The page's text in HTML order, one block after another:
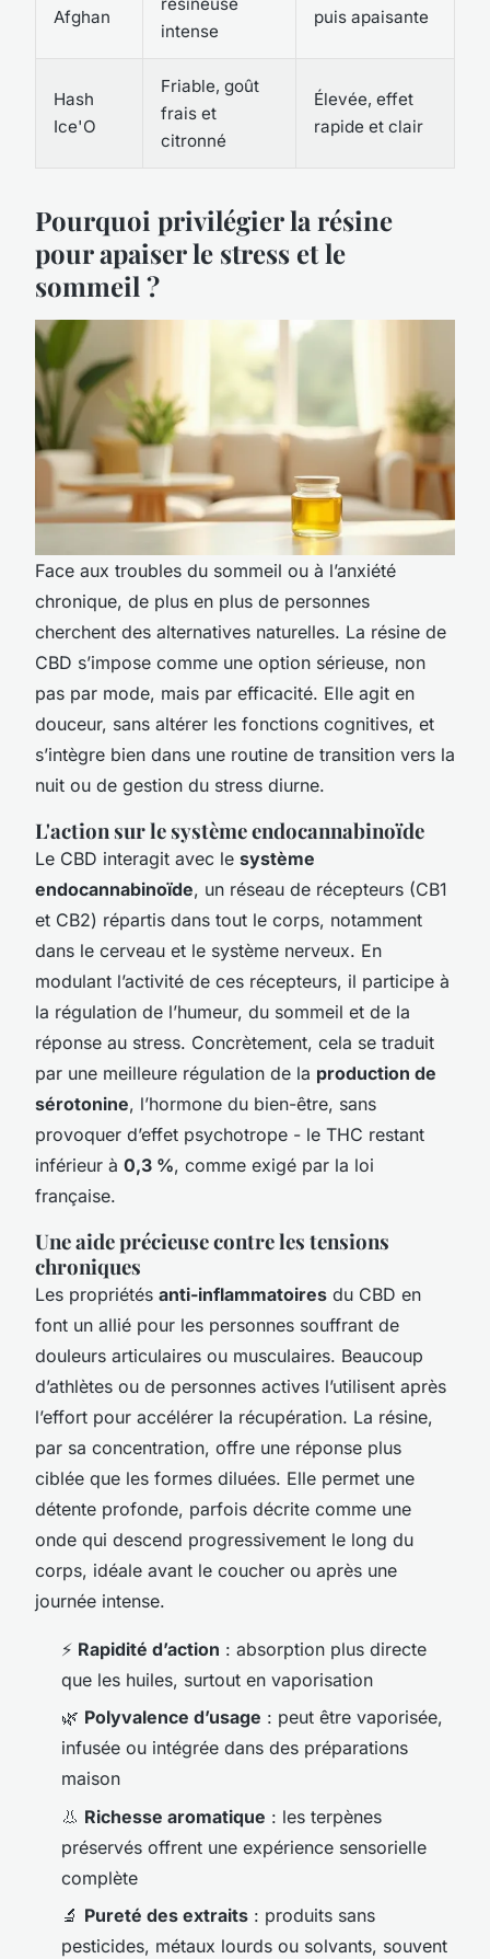
Afghan
intense
puis apaisante
Hash
Ice'O
Friable, goût
frais et
citronné
Élevée, effet
rapide et clair
Pourquoi privilégier la résine
pour apaiser le stress et le
sommeil ?
Face aux troubles du sommeil ou à l’anxiété
chronique, de plus en plus de personnes
cherchent des alternatives naturelles. La résine de
CBD s’impose comme une option sérieuse, non
pas par mode, mais par efficacité. Elle agit en
douceur, sans altérer les fonctions cognitives, et
s’intègre bien dans une routine de transition vers la
nuit ou de gestion du stress diurne.
L'action sur le système endocannabinoïde
Le CBD interagit avec le système
endocannabinoïde, un réseau de récepteurs (CB1
et CB2) répartis dans tout le corps, notamment
dans le cerveau et le système nerveux. En
modulant l’activité de ces récepteurs, il participe à
la régulation de l’humeur, du sommeil et de la
réponse au stress. Concrètement, cela se traduit
par une meilleure régulation de la production de
sérotonine, l’hormone du bien-être, sans
provoquer d’effet psychotrope - le THC restant
inférieur à 0,3 %, comme exigé par la loi
française.
Une aide précieuse contre les tensions
chroniques
Les propriétés anti-inflammatoires du CBD en
font un allié pour les personnes souffrant de
douleurs articulaires ou musculaires. Beaucoup
d’athlètes ou de personnes actives l’utilisent après
l’effort pour accélérer la récupération. La résine,
par sa concentration, offre une réponse plus
ciblée que les formes diluées. Elle permet une
détente profonde, parfois décrite comme une
onde qui descend progressivement le long du
corps, idéale avant le coucher ou après une
journée intense.
⚡ Rapidité d’action : absorption plus directe
que les huiles, surtout en vaporisation
🌿 Polyvalence d’usage : peut être vaporisée,
infusée ou intégrée dans des préparations
maison
👃 Richesse aromatique : les terpènes
préservés offrent une expérience sensorielle
complète
🔬 Pureté des extraits : produits sans
pesticides, métaux lourds ou solvants, souvent